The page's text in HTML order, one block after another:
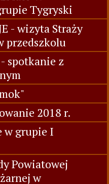
Tygryski
- wizyta Straży
przedszkolu
spotkanie z
2018 r.
w grupie I
Powiatowej
w